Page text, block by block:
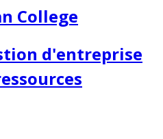
College
d'entreprise